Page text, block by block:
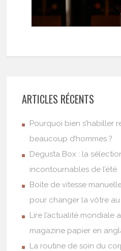
ARTICLES RÉCENTS
Pourquoi bien s’habiller
beaucoup d’hommes ?
Degusta Box : la
incontournables de l’été
Boîte de vitesse
pour changer la vôtre au
Lire l’actualité mondiale
magazine papier en
La routine de soin du